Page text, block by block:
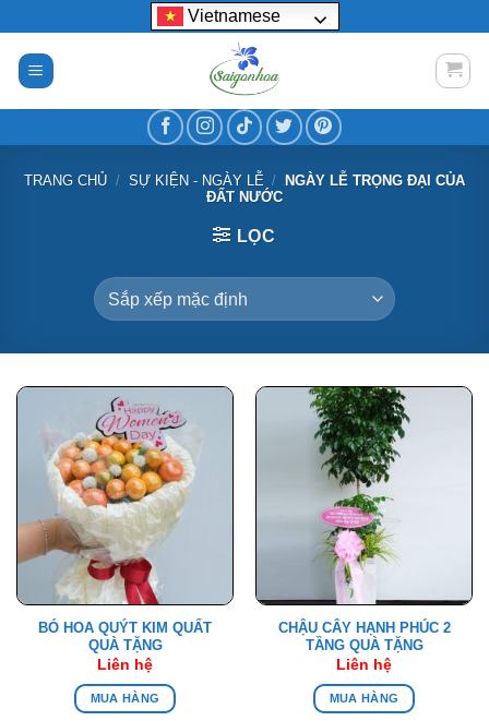
nội
dung
Vietnamese
TRANG CHỦ / SỰ KIỆN - NGÀY LỄ /
NGÀY LỄ TRỌNG ĐẠI CỦA
ĐẤT NƯỚC
LỌC
BÓ HOA QUÝT KIM QUẤT
QUÀ TẶNG
Liên hệ
MUA HÀNG
CHẬU CÂY HẠNH PHÚC 2
TẦNG QUÀ TẶNG
Liên hệ
MUA HÀNG